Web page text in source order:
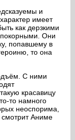
и
имеет
как дерзкими
Они
попавшему в
то она
С ними
красавицу
то намного
неоспорима,
смотрит Аниме